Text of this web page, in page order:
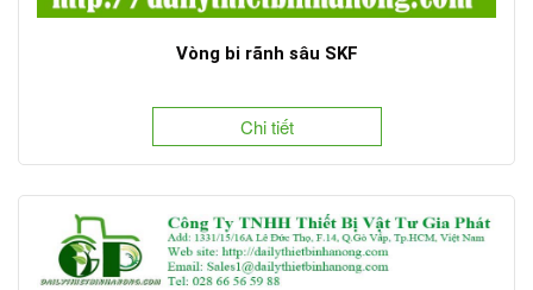
Vòng bi rãnh sâu SKF
Chi tiết